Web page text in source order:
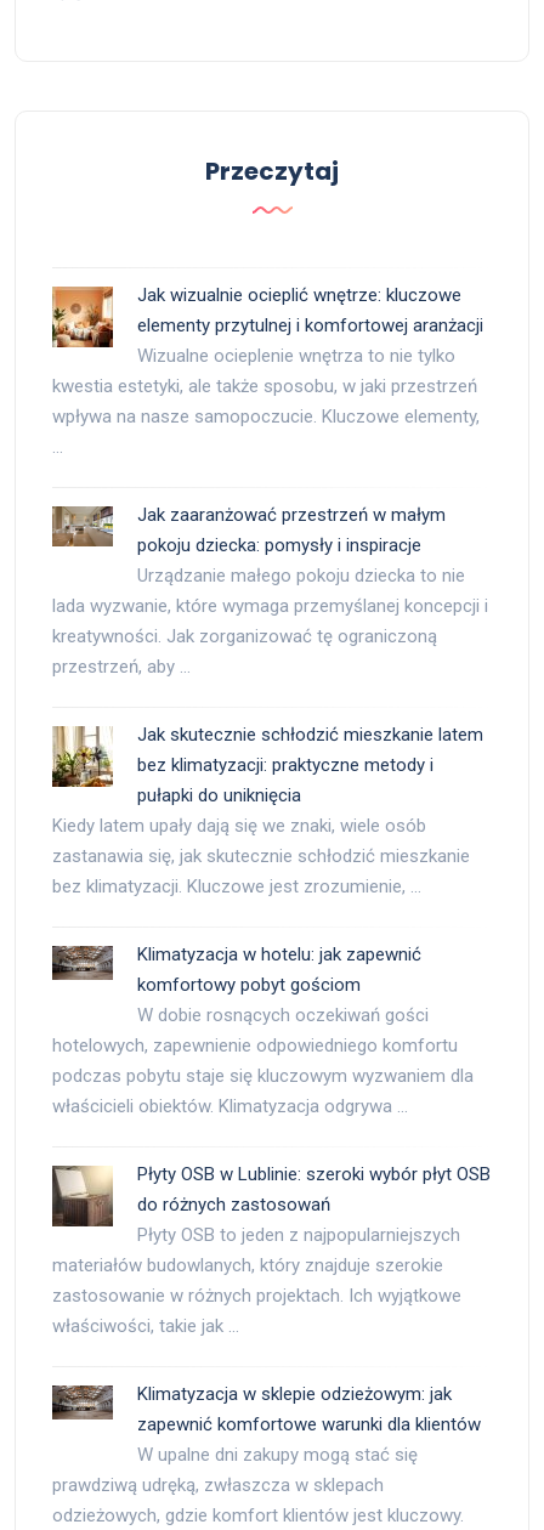
Przeczytaj
Jak wizualnie ocieplić wnętrze: kluczowe
elementy przytulnej i komfortowej aranżacji
Wizualne ocieplenie wnętrza to nie tylko
kwestia estetyki, ale także sposobu, w jaki przestrzeń
wpływa na nasze samopoczucie. Kluczowe elementy,
…
Jak zaaranżować przestrzeń w małym
pokoju dziecka: pomysły i inspiracje
Urządzanie małego pokoju dziecka to nie
lada wyzwanie, które wymaga przemyślanej koncepcji i
kreatywności. Jak zorganizować tę ograniczoną
przestrzeń, aby …
Jak skutecznie schłodzić mieszkanie latem
bez klimatyzacji: praktyczne metody i
pułapki do uniknięcia
Kiedy latem upały dają się we znaki, wiele osób
zastanawia się, jak skutecznie schłodzić mieszkanie
bez klimatyzacji. Kluczowe jest zrozumienie, …
Klimatyzacja w hotelu: jak zapewnić
komfortowy pobyt gościom
W dobie rosnących oczekiwań gości
hotelowych, zapewnienie odpowiedniego komfortu
podczas pobytu staje się kluczowym wyzwaniem dla
właścicieli obiektów. Klimatyzacja odgrywa …
Płyty OSB w Lublinie: szeroki wybór płyt OSB
do różnych zastosowań
Płyty OSB to jeden z najpopularniejszych
materiałów budowlanych, który znajduje szerokie
zastosowanie w różnych projektach. Ich wyjątkowe
właściwości, takie jak …
Klimatyzacja w sklepie odzieżowym: jak
zapewnić komfortowe warunki dla klientów
W upalne dni zakupy mogą stać się
prawdziwą udręką, zwłaszcza w sklepach
odzieżowych, gdzie komfort klientów jest kluczowy.